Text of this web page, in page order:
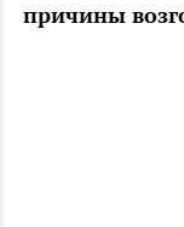
причины